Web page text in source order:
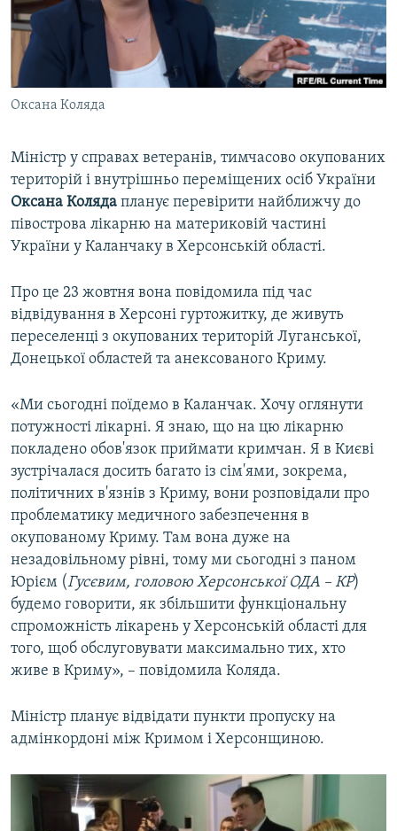
ВІДЕОУРОКИ «ELIFBE»
СВІДЧЕННЯ ОКУПАЦІЇ
УКРАЇНСЬКА ПРОБЛЕМА КРИМУ
ІНФОГРАФІКА
Русский
Qırımtatar
ДОЛУЧАЙСЯ!
Усі сайти RFE/RL
Оксана Коляда
Міністр у справах ветеранів, тимчасово окупованих
територій і внутрішньо переміщених осіб України
Оксана Коляда планує перевірити найближчу до
півострова лікарню на материковій частині
України у Каланчаку в Херсонській області.
Про це 23 жовтня вона повідомила під час
відвідування в Херсоні гуртожитку, де живуть
переселенці з окупованих територій Луганської,
Донецької областей та анексованого Криму.
«Ми сьогодні поїдемо в Каланчак. Хочу оглянути
потужності лікарні. Я знаю, що на цю лікарню
покладено обов'язок приймати кримчан. Я в Києві
зустрічалася досить багато із сім'ями, зокрема,
політичних в'язнів з Криму, вони розповідали про
проблематику медичного забезпечення в
окупованому Криму. Там вона дуже на
незадовільному рівні, тому ми сьогодні з паном
Юрієм (Гусєвим, головою Херсонської ОДА – КР)
будемо говорити, як збільшити функціональну
спроможність лікарень у Херсонській області для
того, щоб обслуговувати максимально тих, хто
живе в Криму», – повідомила Коляда.
Міністр планує відвідати пункти пропуску на
адмінкордоні між Кримом і Херсонщиною.